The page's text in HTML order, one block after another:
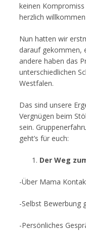
keinen
herzlich
Nun hatten wir
darauf gekommen,
andere haben das
unterschiedlichen
Westfalen.
Das sind unsere
Vergnügen beim
sein.
geht’s für euch:
Der Weg
-Über Mama
-Selbst Bewerbung
-Persönliches